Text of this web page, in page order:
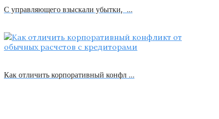
С управляющего взыскали убытки, …
Как отличить корпоративный конфл …